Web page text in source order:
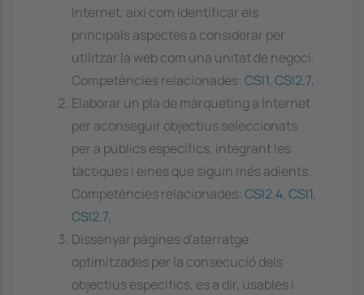
Internet, així com identificar els
principals aspectes a considerar per
utilitzar la web com una unitat de negoci.
Competències relacionades: CSI1, CSI2.7,
Elaborar un pla de màrqueting a Internet
per aconseguir objectius seleccionats
per a públics específics, integrant les
tàctiques i eines que siguin més adients.
Competències relacionades: CSI2.4, CSI1,
CSI2.7,
Dissenyar pàgines d'aterratge
optimitzades per la consecució dels
objectius específics, es a dir, usables i